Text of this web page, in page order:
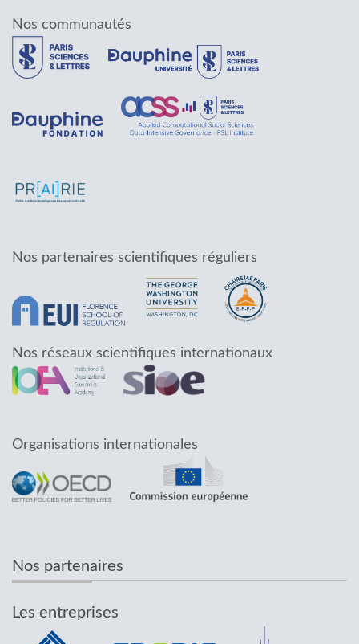
Nos communautés
Nos partenaires scientifiques réguliers
Nos réseaux scientifiques internationaux
Organisations internationales
Nos partenaires
Les entreprises